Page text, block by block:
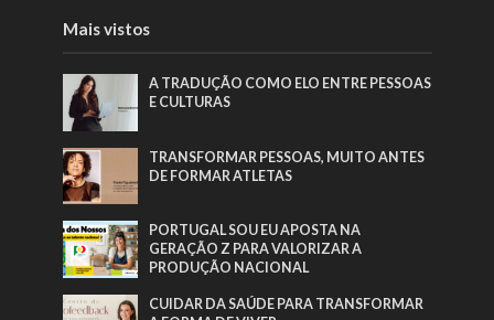
Mais vistos
A TRADUÇÃO COMO ELO ENTRE PESSOAS
E CULTURAS
TRANSFORMAR PESSOAS, MUITO ANTES
DE FORMAR ATLETAS
PORTUGAL SOU EU APOSTA NA
GERAÇÃO Z PARA VALORIZAR A
PRODUÇÃO NACIONAL
CUIDAR DA SAÚDE PARA TRANSFORMAR